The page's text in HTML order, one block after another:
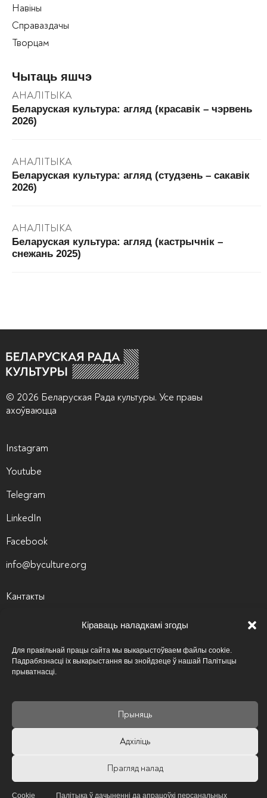
Кіраваць наладкамі згоды
Для правільнай працы сайта мы выкарыстоўваем файлы cookie.
Падрабязнасці іх выкарыстання вы знойдзеце ў нашай Палітыцы
прыватнасці.
Прыняць
Адхіліць
Прагляд налад
Cookie Палітыка ў дачыненні да апрацоўкі персанальных
Навіны
Справаздачы
Творцам
Чытаць яшчэ
АНАЛІТЫКА
Беларуская культура: агляд (красавік – чэрвень
2026)
АНАЛІТЫКА
Беларуская культура: агляд (студзень – сакавік
2026)
АНАЛІТЫКА
Беларуская культура: агляд (кастрычнік –
снежань 2025)
© 2026 Беларуская Рада культуры. Усе правы
ахоўваюцца
Instagram
Youtube
Telegram
LinkedIn
Facebook
info@byculture.org
Кантакты
Палітыка прыватнасці